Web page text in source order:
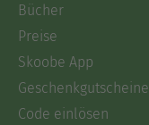
Bücher
Preise
Skoobe App
Geschenkgutscheine
Code einlösen